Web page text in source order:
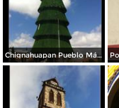
Chignahuapan Pueblo Mágico